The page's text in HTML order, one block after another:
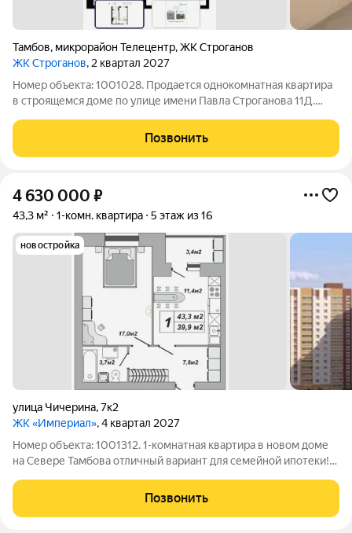
Тамбов, микрорайон Телецентр,ЖК Строганов
ЖК Строганов, 2 квартал 2027
Номер объекта: 1001028. Продается однокомнатная квартира
в строящемся доме по улице имени Павла Строганова 11Д.
срок сдачи - II квартал 2027 года. В 2026 году начнутся
отделочные работы. В
Позвонить
4 630 000 ₽
43,3 м² 1-комн. квартира 5 этаж из 16
новостройка
улица Чичерина,7к2
ЖК «Империал», 4 квартал 2027
Номер объекта: 1001312. 1-комнатная квартира в новом доме
на Севере Тамбова отличный вариант для семейной ипотеки!
(готовность 98%) Почему стоит рассмотреть эту квартиру?
Выгодные условия
Позвонить